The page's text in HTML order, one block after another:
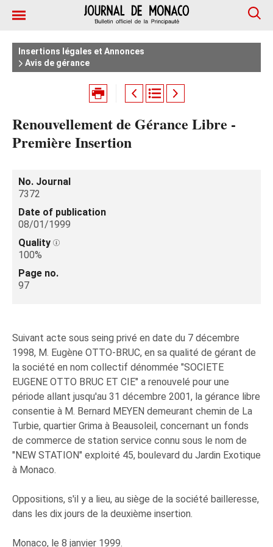
Insertions légales et Annonces
Avis de gérance
Renouvellement de Gérance Libre -
Première Insertion
No. Journal
7372
Date of publication
08/01/1999
Quality
100%
Page no.
97
Suivant acte sous seing privé en date du 7 décembre
1998, M. Eugène OTTO-BRUC, en sa qualité de gérant de
la société en nom collectif dénommée "SOCIETE
EUGENE OTTO BRUC ET CIE" a renouvelé pour une
période allant jusqu'au 31 décembre 2001, la gérance libre
consentie à M. Bernard MEYEN demeurant chemin de La
Turbie, quartier Grima à Beausoleil, concernant un fonds
de commerce de station service connu sous le nom de
"NEW STATION" exploité 45, boulevard du Jardin Exotique
à Monaco.
Oppositions, s'il y a lieu, au siège de la société bailleresse,
dans les dix jours de la deuxième insertion.
Monaco, le 8 janvier 1999.